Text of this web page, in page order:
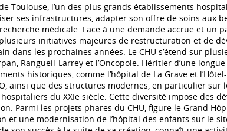
de Toulouse, l’un des plus grands établissements
ses infrastructures, adapter son offre de soins aux
médicale. Face à une demande accrue et un
initiatives majeures de restructuration et de
dans les prochaines années. Le CHU s’étend sur
Rangueil-Larrey et l’Oncopole. Héritier d’une
historiques, comme l’hôpital de La Grave et
ainsi que des structures modernes, en particulier
du XXIe siècle. Cette diversité impose des
Parmi les projets phares du CHU, figure le Grand
et une modernisation de l’hôpital des enfants sur le